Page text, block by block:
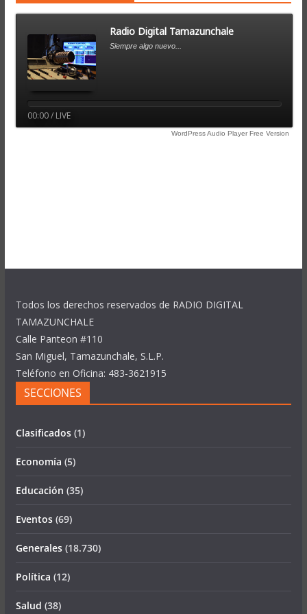
Radio Digital Tamazunchale
Siempre algo nuevo...
00:00 / LIVE
WordPress Audio Player Free Version
Todos los derechos reservados de RADIO DIGITAL
TAMAZUNCHALE
Calle Panteon #110
San Miguel, Tamazunchale, S.L.P.
Teléfono en Oficina: 483-3621915
SECCIONES
Clasificados(1)
Economía (5)
Educación (35)
Eventos(69)
Generales(18.730)
Política (12)
Salud (38)